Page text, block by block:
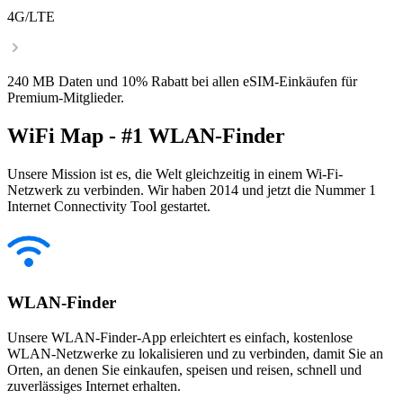
4G/LTE
240 MB Daten und 10% Rabatt bei allen eSIM-Einkäufen für
Premium-Mitglieder.
WiFi Map - #1 WLAN-Finder
Unsere Mission ist es, die Welt gleichzeitig in einem Wi-Fi-
Netzwerk zu verbinden. Wir haben 2014 und jetzt die Nummer 1
Internet Connectivity Tool gestartet.
WLAN-Finder
Unsere WLAN-Finder-App erleichtert es einfach, kostenlose
WLAN-Netzwerke zu lokalisieren und zu verbinden, damit Sie an
Orten, an denen Sie einkaufen, speisen und reisen, schnell und
zuverlässiges Internet erhalten.